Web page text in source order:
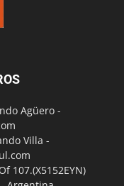
Agüero -
Villa -
107.(X5152EYN)